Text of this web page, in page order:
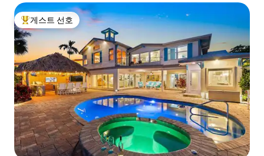
상위 게스트 선호
게스트 선호